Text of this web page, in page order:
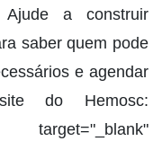
Ajude a construir
saber quem pode
e agendar
do Hemosc:
target="_blank"